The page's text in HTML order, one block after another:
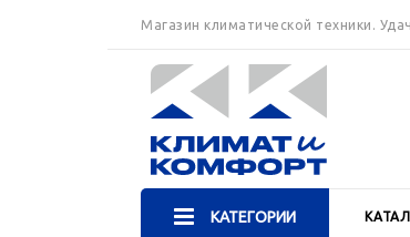
Магазин климатической техники.
КАТЕГОРИИ